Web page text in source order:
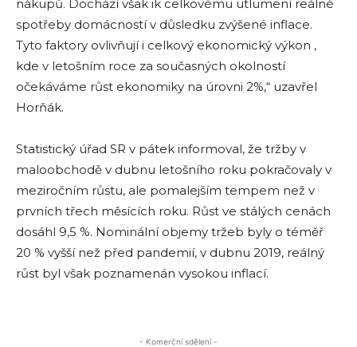
nákupů. Dochází však ik celkovému utlumení reálné
spotřeby domácností v důsledku zvýšené inflace.
Tyto faktory ovlivňují i ​​celkový ekonomický výkon ,
kde v letošním roce za současných okolností
očekáváme růst ekonomiky na úrovni 2%,“ uzavřel
Horňák.
Statistický úřad SR v pátek informoval, že tržby v
maloobchodě v dubnu letošního roku pokračovaly v
meziročním růstu, ale pomalejším tempem než v
prvních třech měsících roku. Růst ve stálých cenách
dosáhl 9,5 %. Nominální objemy tržeb byly o téměř
20 % vyšší než před pandemií, v dubnu 2019, reálný
růst byl však poznamenán vysokou inflací.
- Komerční sdělení -